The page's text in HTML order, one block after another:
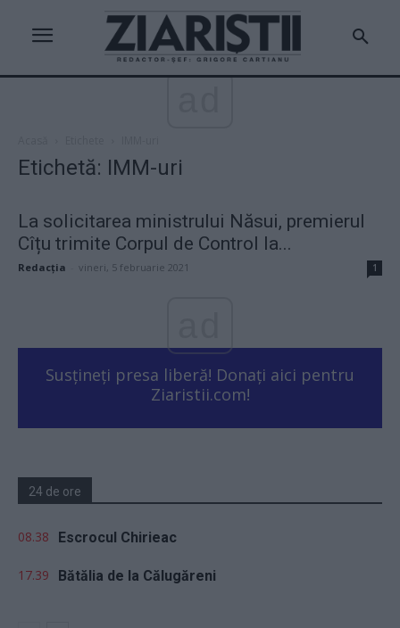
Etichetă: IMM-uri
La solicitarea ministrului Năsui, premierul
Cîțu trimite Corpul de Control la...
Redacţia vineri, 5 februarie 2021 1
Susțineți presa liberă! Donați aici pentru
Ziaristii.com!
24 de ore
08.38 Escrocul Chirieac
17.39 Bătălia de la Călugăreni